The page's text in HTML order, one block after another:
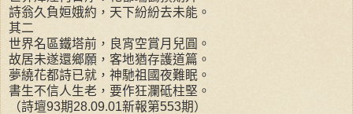
詩翁久負姮娥約，天下紛紛去未能。
其二
世界名區鐵塔前，良宵空賞月兒圓。
故居未遂還鄉願，客地猶存護道篇。
夢繞花都詩已就，神馳祖國夜難眠。
書生不信人生老，要作狂瀾砥柱堅。
（詩壇93期28.09.01新報第553期）